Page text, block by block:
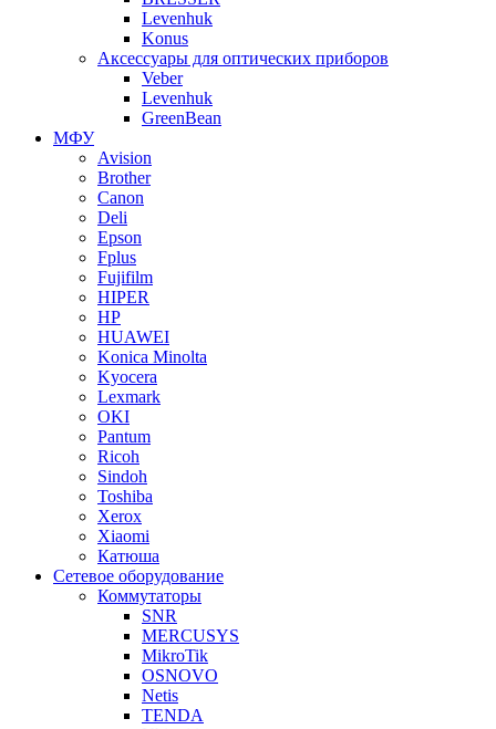
Levenhuk
Konus
Аксессуары для оптических приборов
Veber
Levenhuk
GreenBean
МФУ
Avision
Brother
Canon
Deli
Epson
Fplus
Fujifilm
HIPER
HP
HUAWEI
Konica Minolta
Kyocera
Lexmark
OKI
Pantum
Ricoh
Sindoh
Toshiba
Xerox
Xiaomi
Катюша
Сетевое оборудование
Коммутаторы
SNR
MERCUSYS
MikroTik
OSNOVO
Netis
TENDA